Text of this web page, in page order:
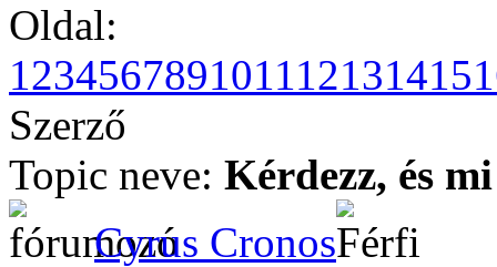
Oldal:
123456789101112131415
Szerző
Topic neve: Kérdezz, és
Cyrus Cronos